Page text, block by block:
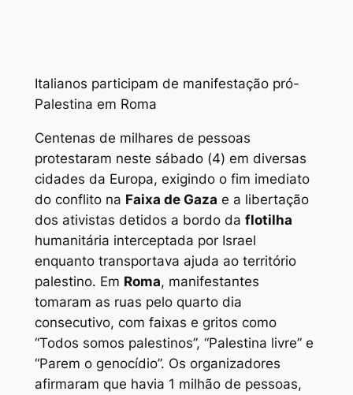
Italianos participam de manifestação pró-
Palestina em Roma
Centenas de milhares de pessoas
protestaram neste sábado (4) em diversas
cidades da Europa, exigindo o fim imediato
do conflito na Faixa de Gaza e a libertação
dos ativistas detidos a bordo da flotilha
humanitária interceptada por Israel
enquanto transportava ajuda ao território
palestino. Em Roma, manifestantes
tomaram as ruas pelo quarto dia
consecutivo, com faixas e gritos como
“Todos somos palestinos”, “Palestina livre” e
“Parem o genocídio”. Os organizadores
afirmaram que havia 1 milhão de pessoas,